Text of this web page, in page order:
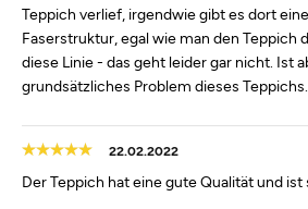
Teppich verlief, irgendwie gibt es dort
Faserstruktur, egal wie man den Teppich
diese Linie - das geht leider gar nicht. Ist
grundsätzliches Problem dieses Teppichs...
22.02.2022
Der Teppich hat eine gute Qualität und